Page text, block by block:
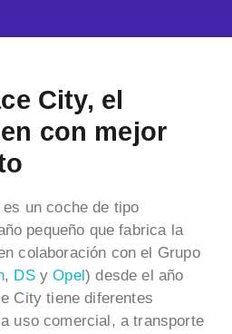
City, el
con mejor
un coche de tipo
pequeño que fabrica la
colaboración con el Grupo
, DSyOpel ) desde el año
City tiene diferentes
uso comercial, a transporte